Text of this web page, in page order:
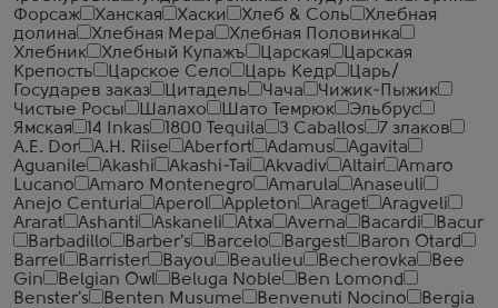
Форсаж
Ханская Хаски Хлеб & Соль
Хлебная
долина
Хлебная Мера
Хлебная Половинка
Хлебник
Хлебный Купажъ Царская
Царская
Крепость
Царское Село Царь Кедр
Царь/
Государев заказ
Цитадель Чача
Чижик-Пыжик
Чистые Росы
Шалахо Шато Темрюк
Эльбрус
Ямская
14 Inkas 1800 Tequila 3 Caballos
7 злаков
A.E. Dor
A.H. Riise Aberfort Adamus
Agavita
Aguanile
Akashi Akashi-Tai Akvadiv Altair
Amaro
Lucano
Amaro Montenegro Amarula
Anaseuli
Anejo Centuria
Aperol Appleton Araget
Aragveli
Ararat
Ashanti Askaneli Atxa Averna Bacardi
Bacur
Barbadillo
Barber's Barcelo Bargest
Baron Otard
Barrel
Barrister Bayou Beaulieu Becherovka
Bee
Gin
Belgian Owl Beluga Noble
Ben Lomond
Benster's
Benten Musume Benvenuti Nocino
Bergia